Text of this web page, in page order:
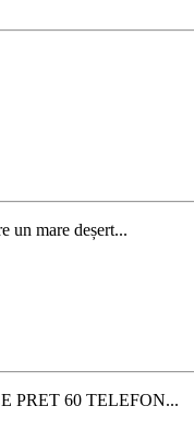
un mare deșert...
PRET 60 TELEFON...